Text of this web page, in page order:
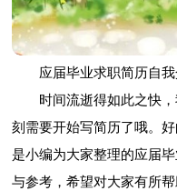
应届毕业求职简历自
时间流逝得如此之快
刻需要开始写简历了哦。
是小编为大家整理的应届
与参考，希望对大家有所帮